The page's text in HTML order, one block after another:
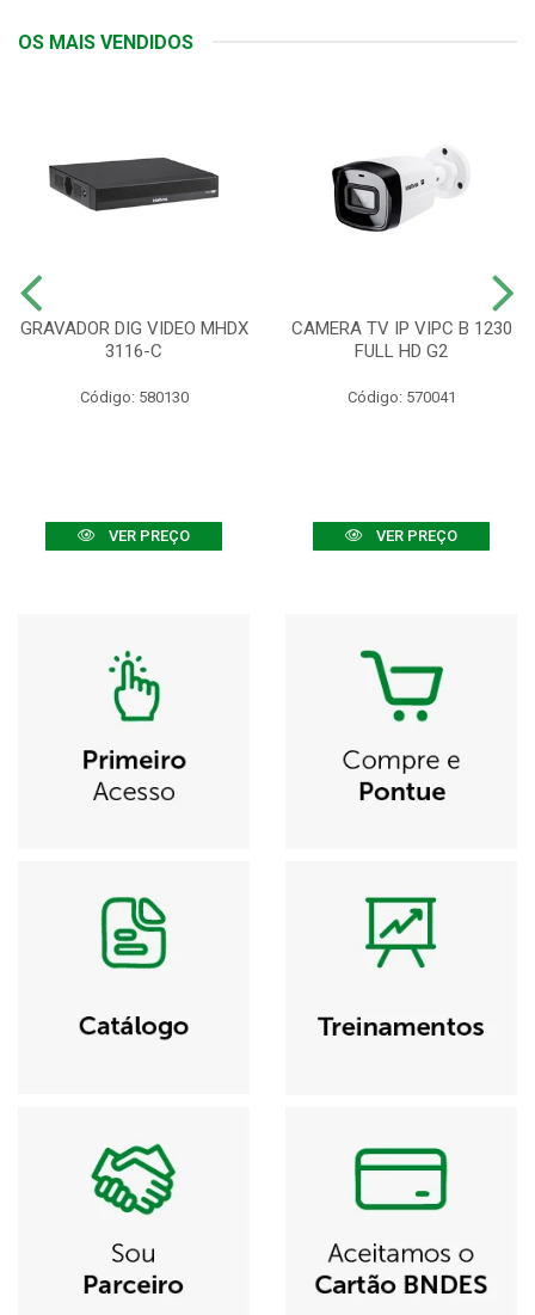
OS MAIS VENDIDOS
GRAVADOR DIG VIDEO MHDX
3116-C
Código: 580130
VER PREÇO
CAMERA TV IP VIPC B 1230
FULL HD G2
Código: 570041
VER PREÇO